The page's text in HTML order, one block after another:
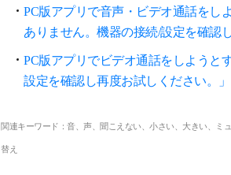
PC版アプリで音声・ビデオ通話をし
ありません。機器の接続/設定を確認
PC版アプリでビデオ通話をしようと
設定を確認し再度お試しください。
関連キーワード：音、声、聞こえない、小さい、大きい、ミ
替え